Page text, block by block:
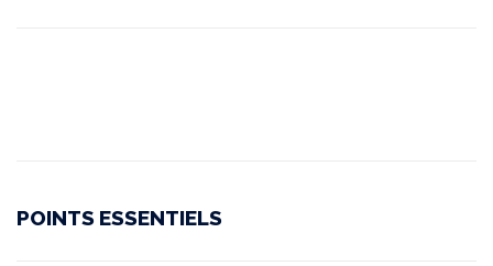
POINTS ESSENTIELS